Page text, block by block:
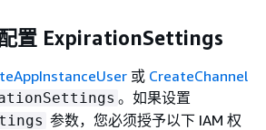
置 ExpirationSettings
或 CreateChannel
。如果设置
参数，您必须授予以下 IAM 权